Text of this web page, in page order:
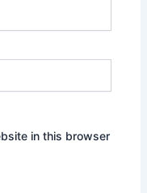
in this browser